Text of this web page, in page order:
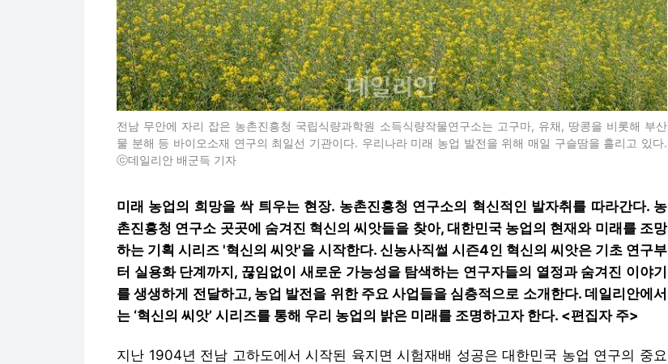
전남 무안에 자리 잡은 농촌진흥청 국립식량과학원 소득식량작물연구소는 고구마, 유채, 땅콩을 비롯해 부산
물 분해 등 바이오소재 연구의 최일선 기관이다. 우리나라 미래 농업 발전을 위해 매일 구슬땀을 흘리고 있다.
ⓒ데일리안 배군득 기자
미래 농업의 희망을 싹 틔우는 현장. 농촌진흥청 연구소의 혁신적인 발자취를 따라간다. 농
촌진흥청 연구소 곳곳에 숨겨진 혁신의 씨앗들을 찾아, 대한민국 농업의 현재와 미래를 조망
하는 기획 시리즈 '혁신의 씨앗'을 시작한다. 신농사직썰 시즌4인 혁신의 씨앗은 기초 연구부
터 실용화 단계까지, 끊임없이 새로운 가능성을 탐색하는 연구자들의 열정과 숨겨진 이야기
를 생생하게 전달하고, 농업 발전을 위한 주요 사업들을 심층적으로 소개한다. 데일리안에서
는 ‘혁신의 씨앗’ 시리즈를 통해 우리 농업의 밝은 미래를 조명하고자 한다. <편집자 주>
지난 1904년 전남 고하도에서 시작된 육지면 시험재배 성공은 대한민국 농업 연구의 중요